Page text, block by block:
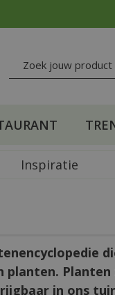
Inspiratie
planten.
in ons